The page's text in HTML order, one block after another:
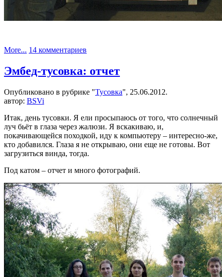
More... 14 комментариев
топология
фазосдвигающий
Эмбед-тусовка: отчет
Опубликовано в рубрике "Тусовка", 25.06.2012.
автор: BSVi
Итак, день тусовки. Я ели просыпаюсь от того, что солнечный
луч бьёт в глаза через жалюзи. Я вскакиваю, и,
покачивающейся походкой, иду к компьютеру – интересно-же,
кто добавился. Глаза я не открываю, они еще не готовы. Вот
загрузиться винда, тогда.
Под катом – отчет и много фотографий.